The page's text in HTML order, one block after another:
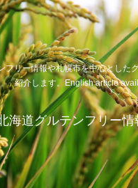
フリー情報や札幌市を中心とした
紹介します。English article
海道グルテンフリー情